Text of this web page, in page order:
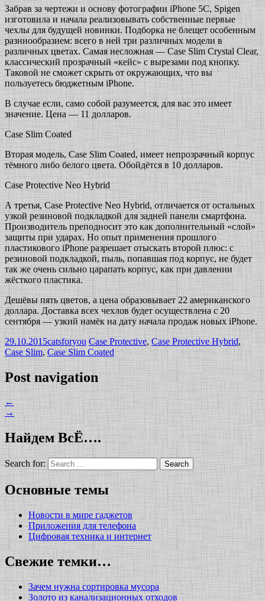
Забрав за чертежи и основу фотографии iPhone 5C, Spigen
изготовила и начала реализовывать собственные первые
чехлы для будущей новинки. Подборка не блещет особенным
разннообразием: всего в ней три различных модели в
различных цветах. Самая несложная — Case Slim Crystal Clear,
классический прозрачный «кейс» с вырезами под кнопку.
Таковой не сможет скрыть от окружающих, что вы
пользуетесь бюджетным iPhone.
В случае если, само собой разумеется, для вас это имеет
значение. Цена — 11 долларов.
Case Slim Coated
Вторая модель, Case Slim Coated, имеет непрозрачный корпус
тёмного либо белого цвета. Обойдётся в 10 долларов.
Case Protective Neo Hybrid
А третья, Case Protective Neo Hybrid, отличается от остальных
узкой резиновой подкладкой для задней панели смартфона.
Производитель преподносит это как дополнительный «слой»
защиты при ударах. Но опыт применения прошлого
пластикового iPhone разрешает отыскать второй плюс: с
резиновой подкладкой, пыль, попавшая под корпус, не будет
так же очень сильно царапать корпус, как при давлении
жёсткого пластика.
Дешёвы пять цветов, а цена образовывает 22 американского
доллара.Доставка всех чехлов будет осуществлена с 20
сентября — узкий намёк на дату начала продаж новых iPhone.
29.10.2015catsforyou Case Protective, Case Protective Hybrid,
Case Slim, Case Slim Coated
Post navigation
←
→
Найдем ВсЁ….
Search for:
Основные темы
Новости в мире гаджетов
Приложения для телефона
Цифровая техника и интернет
Свежие темки…
Зачем нужна сортировка мусора
Золото из канализационных отходов